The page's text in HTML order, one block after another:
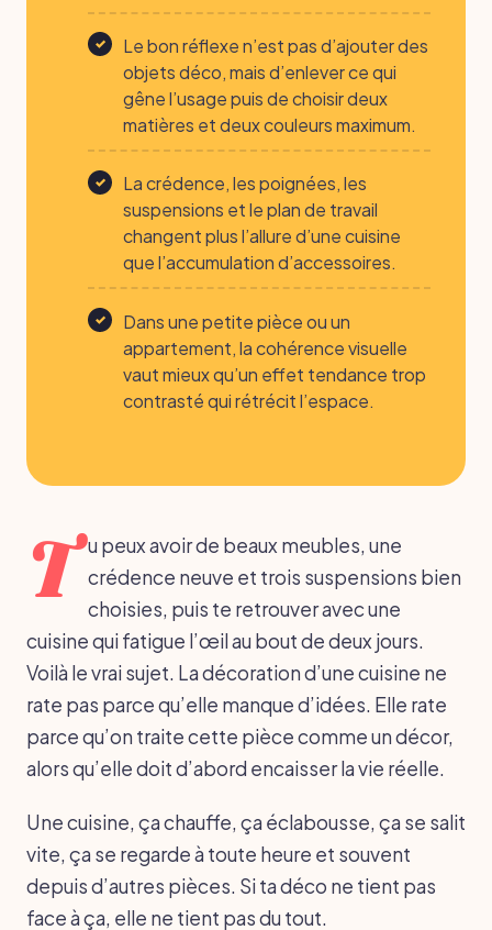
Le bon réflexe n’est pas d’ajouter des
objets déco, mais d’enlever ce qui
gêne l’usage puis de choisir deux
matières et deux couleurs maximum.
La crédence, les poignées, les
suspensions et le plan de travail
changent plus l’allure d’une cuisine
que l’accumulation d’accessoires.
Dans une petite pièce ou un
appartement, la cohérence visuelle
vaut mieux qu’un effet tendance trop
contrasté qui rétrécit l’espace.
T u peux avoir de beaux meubles, une
crédence neuve et trois suspensions bien
choisies, puis te retrouver avec une
cuisine qui fatigue l’œil au bout de deux jours.
Voilà le vrai sujet. La décoration d’une cuisine ne
rate pas parce qu’elle manque d’idées. Elle rate
parce qu’on traite cette pièce comme un décor,
alors qu’elle doit d’abord encaisser la vie réelle.
Une cuisine, ça chauffe, ça éclabousse, ça se salit
vite, ça se regarde à toute heure et souvent
depuis d’autres pièces. Si ta déco ne tient pas
face à ça, elle ne tient pas du tout.